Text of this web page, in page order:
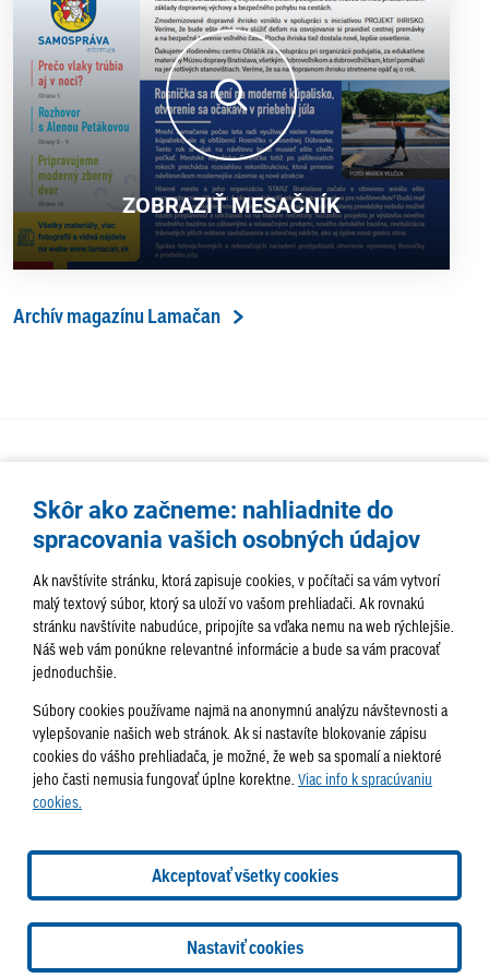
ZOBRAZIŤ MESAČNÍK
Archív magazínu Lamačan
AKTUALITY TÉMA SAMOSPRÁVA
SERVIS
HISTÓRIA PODUJATIA
info@lamac.sk
Dispečing: dispecing@lamac.sk
Doručovanie
novín
Tlačené vydania
Sadzobník inzercie
2026 © Mestská časť Bratislava-Lamač
Tvorba web stránok a
AlejTech, spol. s r.o.
Skôr ako začneme: nahliadnite do
spracovania vašich osobných údajov
Ak navštívite stránku, ktorá zapisuje cookies, v počítači sa vám vytvorí
malý textový súbor, ktorý sa uloží vo vašom prehliadači. Ak rovnakú
stránku navštívite nabudúce, pripojíte sa vďaka nemu na web rýchlejšie.
Náš web vám ponúkne relevantné informácie a bude sa vám pracovať
jednoduchšie.
Súbory cookies používame najmä na anonymnú analýzu návštevnosti a
vylepšovanie našich web stránok. Ak si nastavíte blokovanie zápisu
cookies do vášho prehliadača, je možné, že web sa spomalí a niektoré
jeho časti nemusia fungovať úplne korektne. Viac info k spracúvaniu
cookies.
Akceptovať všetky cookies
Nastaviť cookies